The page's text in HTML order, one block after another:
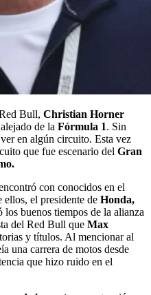
Bull, Christian Horner
de la Fórmula 1. Sin
en algún circuito. Esta vez
que fue escenario del Gran
con conocidos en el
el presidente de Honda,
los buenos tiempos de la alianza
del Red Bull que Max
y títulos. Al mencionar al
una carrera de motos desde
que hizo ruido en el